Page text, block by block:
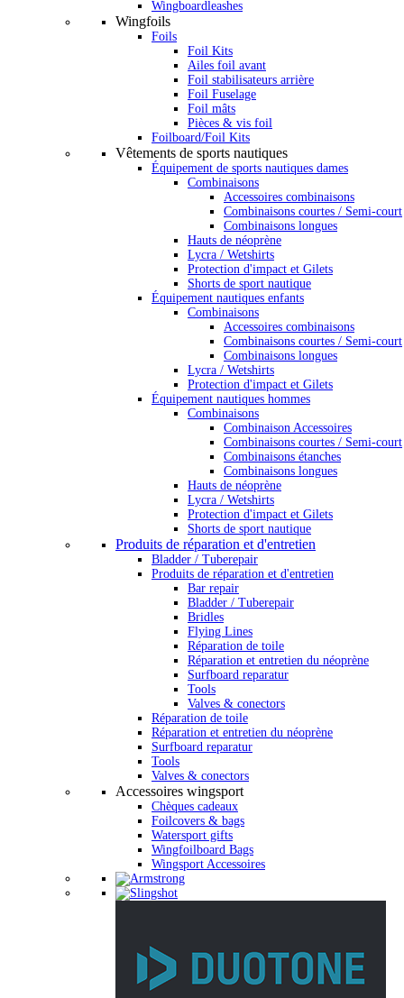
Wingboardleashes
Wingfoils
Foils
Foil Kits
Ailes foil avant
Foil stabilisateurs arrière
Foil Fuselage
Foil mâts
Pièces & vis foil
Foilboard/Foil Kits
Vêtements de sports nautiques
Équipement de sports nautiques dames
Combinaisons
Accessoires combinaisons
Combinaisons courtes / Semi-court
Combinaisons longues
Hauts de néoprène
Lycra / Wetshirts
Protection d'impact et Gilets
Shorts de sport nautique
Équipement nautiques enfants
Combinaisons
Accessoires combinaisons
Combinaisons courtes / Semi-court
Combinaisons longues
Lycra / Wetshirts
Protection d'impact et Gilets
Équipement nautiques hommes
Combinaisons
Combinaison Accessoires
Combinaisons courtes / Semi-court
Combinaisons étanches
Combinaisons longues
Hauts de néoprène
Lycra / Wetshirts
Protection d'impact et Gilets
Shorts de sport nautique
Produits de réparation et d'entretien
Bladder / Tuberepair
Produits de réparation et d'entretien
Bar repair
Bladder / Tuberepair
Bridles
Flying Lines
Réparation de toile
Réparation et entretien du néoprène
Surfboard reparatur
Tools
Valves & conectors
Réparation de toile
Réparation et entretien du néoprène
Surfboard reparatur
Tools
Valves & conectors
Accessoires wingsport
Chèques cadeaux
Foilcovers & bags
Watersport gifts
Wingfoilboard Bags
Wingsport Accessoires